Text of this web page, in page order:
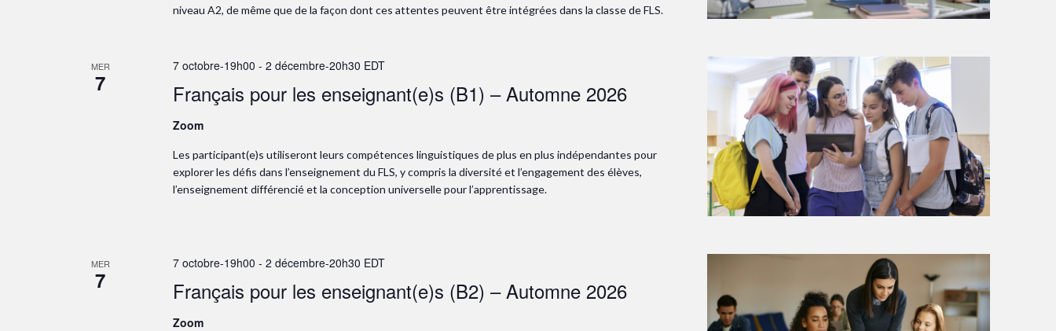
niveau A2, de même que de la façon dont ces attentes peuvent être intégrées dans la classe de FLS.
MER
7 Français pour les enseignant(e)s (B1) – Automne 2026
7 octobre-19h00 - 2 décembre-20h30 EDT
Zoom
Les participant(e)s utiliseront leurs compétences linguistiques de plus en plus indépendantes pour
explorer les défis dans l’enseignement du FLS, y compris la diversité et l’engagement des élèves,
l’enseignement différencié et la conception universelle pour l’apprentissage.
MER
7 Français pour les enseignant(e)s (B2) – Automne 2026
7 octobre-19h00 - 2 décembre-20h30 EDT
Zoom